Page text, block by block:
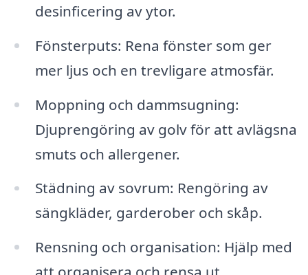
desinficering av ytor.
Fönsterputs: Rena fönster som ger
mer ljus och en trevligare atmosfär.
Moppning och dammsugning:
Djuprengöring av golv för att avlägsna
smuts och allergener.
Städning av sovrum: Rengöring av
sängkläder, garderober och skåp.
Rensning och organisation: Hjälp med